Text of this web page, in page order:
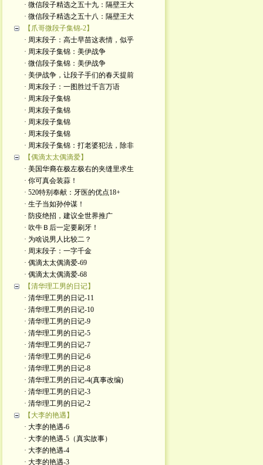
· 微信段子精选之五十九：隔壁王大
· 微信段子精选之五十八：隔壁王大
【爪哥微段子集锦-2】
· 周末段子：高士早苗这表情，似乎
· 周末段子集锦：美伊战争
· 微信段子集锦：美伊战争
· 美伊战争，让段子手们的春天提前
· 周末段子：一图胜过千言万语
· 周末段子集锦
· 周末段子集锦
· 周末段子集锦
· 周末段子集锦
· 周末段子集锦：打老婆犯法，除非
【偶滴太太偶滴爱】
· 美国华裔在极左极右的夹缝里求生
· 你可真会装蒜！
· 520特别奉献：牙医的优点18+
· 生子当如孙仲谋！
· 防疫绝招，建议全世界推广
· 吹牛Ｂ后一定要刷牙！
· 为啥说男人比较二？
· 周末段子：一字千金
· 偶滴太太偶滴爱-69
· 偶滴太太偶滴爱-68
【清华理工男的日记】
· 清华理工男的日记-11
· 清华理工男的日记-10
· 清华理工男的日记-9
· 清华理工男的日记-5
· 清华理工男的日记-7
· 清华理工男的日记-6
· 清华理工男的日记-8
· 清华理工男的日记-4(真事改编)
· 清华理工男的日记-3
· 清华理工男的日记-2
【大李的艳遇】
· 大李的艳遇-6
· 大李的艳遇-5（真实故事）
· 大李的艳遇-4
· 大李的艳遇-3